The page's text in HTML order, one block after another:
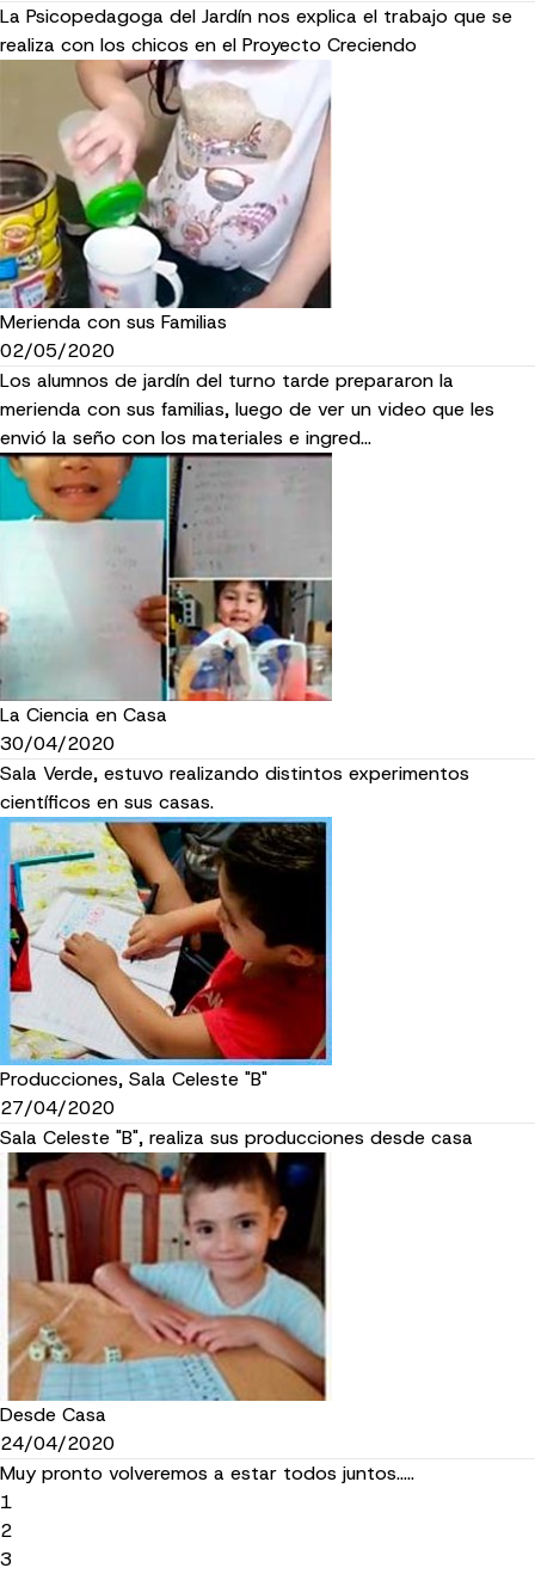
La Psicopedagoga del Jardín nos explica el trabajo que se
realiza con los chicos en el Proyecto Creciendo
Merienda con sus Familias
02/05/2020
Los alumnos de jardín del turno tarde prepararon la
merienda con sus familias, luego de ver un video que les
envió la seño con los materiales e ingred…
La Ciencia en Casa
30/04/2020
Sala Verde, estuvo realizando distintos experimentos
científicos en sus casas.
Producciones, Sala Celeste "B"
27/04/2020
Sala Celeste "B", realiza sus producciones desde casa
Desde Casa
24/04/2020
Muy pronto volveremos a estar todos juntos.....
1
2
3